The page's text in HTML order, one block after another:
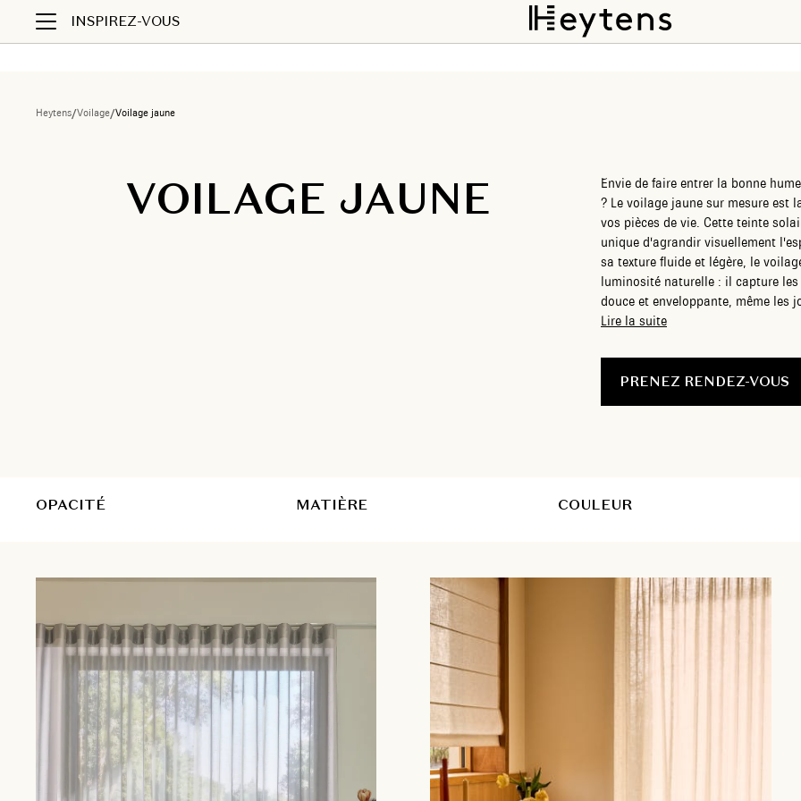
INSPIREZ-VOUS
Heytens/Voilage/Voilage jaune
VOILAGE JAUNE
Envie de faire entrer la bonne
? Le voilage jaune sur mesure
vos pièces de vie. Cette teinte
unique d'agrandir visuellement
sa texture fluide et légère, le
luminosité naturelle : il capture
douce et enveloppante, même les
fenêtres avec un brin d'audace, ce
votre intérieur. Du jaune moutarde
au jaune pastel ultra-frais pour
équipe s'occupe également de la
Lire la suite
PRENEZ RENDEZ-VOUS
OPACITÉ MATIÈRE COULEUR